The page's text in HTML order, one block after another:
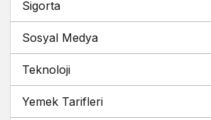
Sigorta
Sosyal Medya
Teknoloji
Yemek Tarifleri